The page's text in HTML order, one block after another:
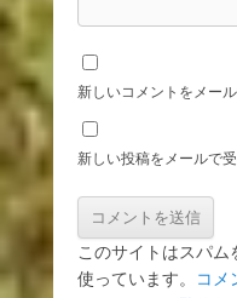
新しいコメントをメー
新しい投稿をメールで
このサイトはスパム
使っています。
コメ